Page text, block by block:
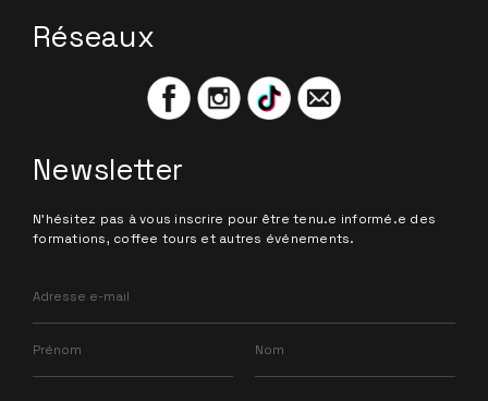
Réseaux
Newsletter
N'hésitez pas à vous inscrire pour être tenu.e informé.e des
formations, coffee tours et autres événements.